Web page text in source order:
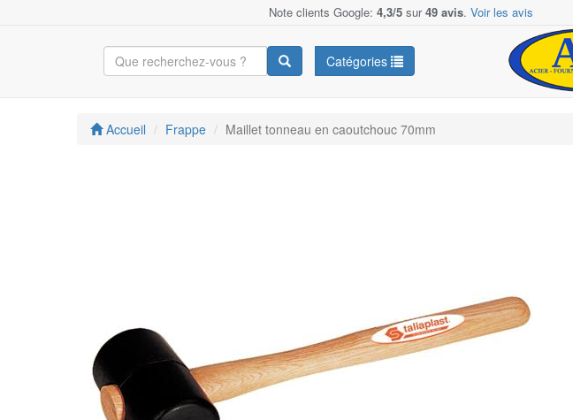
Note clients Google: 4,3/5 sur49 avis. Voir les avis
Catégories
Accueil Frappe Maillet tonneau en caoutchouc 70mm